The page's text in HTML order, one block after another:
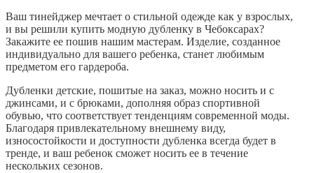
Ваш тинейджер мечтает о стильной одежде как у взрослых,
и вы решили купить модную дубленку в Чебоксарах?
Закажите ее пошив нашим мастерам. Изделие, созданное
индивидуально для вашего ребенка, станет любимым
предметом его гардероба.
Дубленки детские, пошитые на заказ, можно носить и с
джинсами, и с брюками, дополняя образ спортивной
обувью, что соответствует тенденциям современной моды.
Благодаря привлекательному внешнему виду,
износостойкости и доступности дубленка всегда будет в
тренде, и ваш ребенок сможет носить ее в течение
нескольких сезонов.